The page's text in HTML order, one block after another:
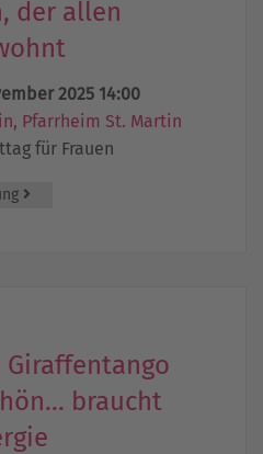
der allen
2025 14:00
Pfarrheim St. Martin
für Frauen
braucht